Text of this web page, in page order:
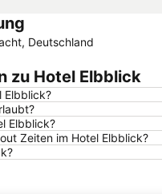
Deutschland
zu Hotel Elbblick
Elbblick?
Elbblick?
Zeiten im Hotel Elbblick?